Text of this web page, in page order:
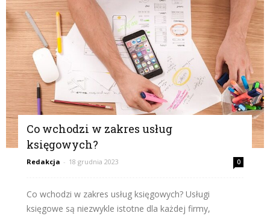
Co wchodzi w zakres usług
księgowych?
Redakcja - 18 grudnia 2023 0
Co wchodzi w zakres usług księgowych? Usługi
księgowe są niezwykle istotne dla każdej firmy,